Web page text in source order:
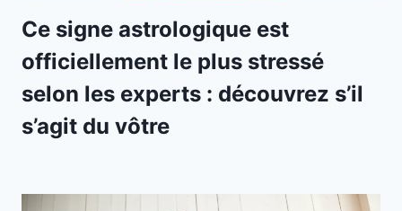
Ce signe astrologique est
officiellement le plus stressé
selon les experts : découvrez s’il
s’agit du vôtre